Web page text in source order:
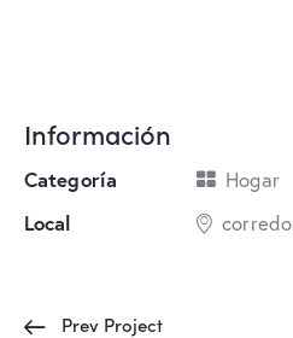
Información
Categoría
Hogar
Local
Prev Project